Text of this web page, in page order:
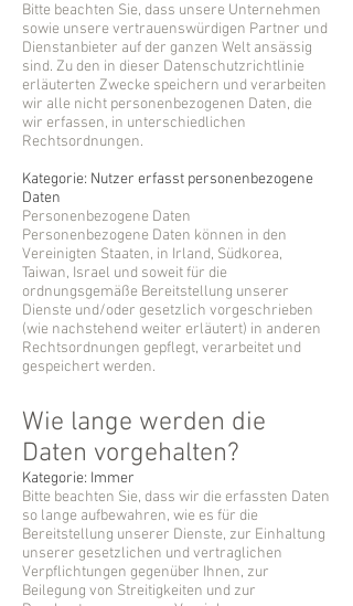
Bitte beachten Sie, dass unsere Unternehmen
sowie unsere vertrauenswürdigen Partner und
Dienstanbieter auf der ganzen Welt ansässig
sind. Zu den in dieser Datenschutzrichtlinie
erläuterten Zwecke speichern und verarbeiten
wir alle nicht personenbezogenen Daten, die
wir erfassen, in unterschiedlichen
Rechtsordnungen.
Kategorie: Nutzer erfasst personenbezogene
Daten
Personenbezogene Daten
Personenbezogene Daten können in den
Vereinigten Staaten, in Irland, Südkorea,
Taiwan, Israel und soweit für die
ordnungsgemäße Bereitstellung unserer
Dienste und/oder gesetzlich vorgeschrieben
(wie nachstehend weiter erläutert) in anderen
Rechtsordnungen gepflegt, verarbeitet und
gespeichert werden.
Wie lange werden die
Daten vorgehalten?
Kategorie: Immer
Bitte beachten Sie, dass wir die erfassten Daten
so lange aufbewahren, wie es für die
Bereitstellung unserer Dienste, zur Einhaltung
unserer gesetzlichen und vertraglichen
Verpflichtungen gegenüber Ihnen, zur
Beilegung von Streitigkeiten und zur